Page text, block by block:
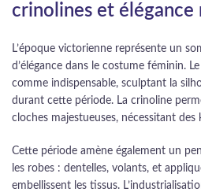
crinolines et élégance
L’époque victorienne représente un
d’élégance dans le costume féminin.
comme indispensable, sculptant la
durant cette période. La crinoline
cloches majestueuses, nécessitant des
Cette période amène également un
les robes : dentelles, volants, et
embellissent les tissus.